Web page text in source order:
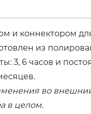
и коннектором
из
3, 6 часов и
во
в целом.